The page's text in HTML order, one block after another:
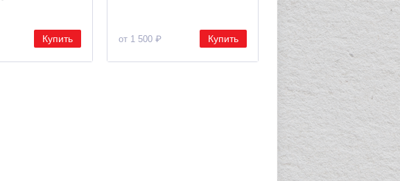
Купить от 1 500 ₽ Купить